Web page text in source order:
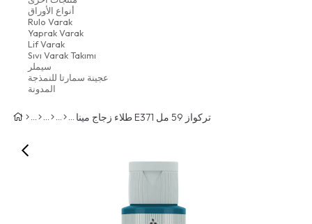
أنواع الأوراق
Rulo Varak
Yaprak Varak
Lif Varak
Sıvı Varak Takımı
سيملر
عجينة سمارتا للنمذجة
المدونة
طلاء زجاج مينا E371 تركواز 59 مل